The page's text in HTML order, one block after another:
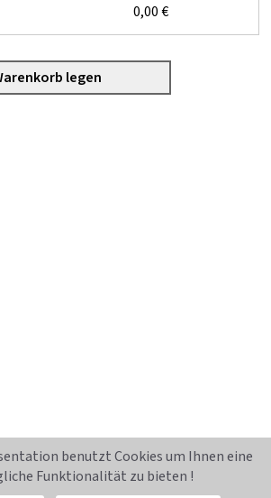
0,00€
benutzt Cookies um Ihnen eine
Funktionalität zu bieten !